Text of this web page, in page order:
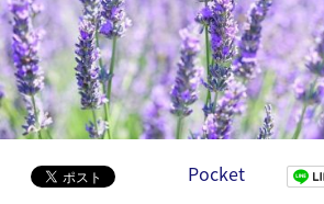
Pocket